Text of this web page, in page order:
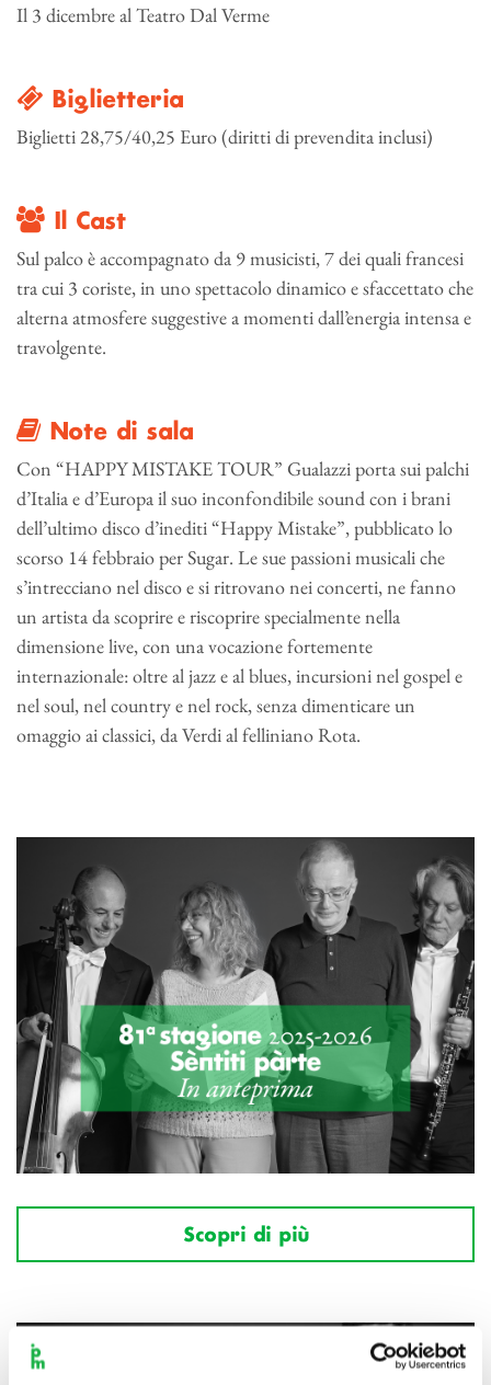
Il 3 dicembre al Teatro Dal Verme
Biglietteria
Biglietti 28,75/40,25 Euro (diritti di prevendita inclusi)
Il Cast
Sul palco è accompagnato da 9 musicisti, 7 dei quali francesi
tra cui 3 coriste, in uno spettacolo dinamico e sfaccettato che
alterna atmosfere suggestive a momenti dall’energia intensa e
travolgente.
Note di sala
Con “HAPPY MISTAKE TOUR” Gualazzi porta sui palchi
d’Italia e d’Europa il suo inconfondibile sound con i brani
dell’ultimo disco d’inediti “Happy Mistake”, pubblicato lo
scorso 14 febbraio per Sugar. Le sue passioni musicali che
s’intrecciano nel disco e si ritrovano nei concerti, ne fanno
un artista da scoprire e riscoprire specialmente nella
dimensione live, con una vocazione fortemente
internazionale: oltre al jazz e al blues, incursioni nel gospel e
nel soul, nel country e nel rock, senza dimenticare un
omaggio ai classici, da Verdi al felliniano Rota.
Scopri di più